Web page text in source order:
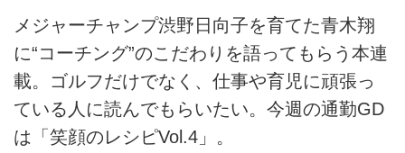
メジャーチャンプ渋野日向子を育てた青木翔
に“コーチング”のこだわりを語ってもらう本連
載。ゴルフだけでなく、仕事や育児に頑張っ
ている人に読んでもらいたい。今週の通勤GD
は「笑顔のレシピVol.4」。